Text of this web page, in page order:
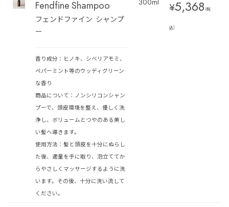
Fendfine Shampoo
フェンドファイン シャンプ
ー
香り成分：ヒノキ、シベリアモミ、
ペパーミント等のウッディグリーン
な香り
商品について：ノンシリコンシャン
プーで、頭皮環境を整え、優しく洗
浄し、ボリュームとつやのある美し
い髪へ導きます。
使用方法：髪と頭皮を十分にぬらし
た後、適量を手に取り、泡立ててか
らやさしくマッサージするように洗
います。その後、十分に洗い流して
ください。
¥5,368（税
込）